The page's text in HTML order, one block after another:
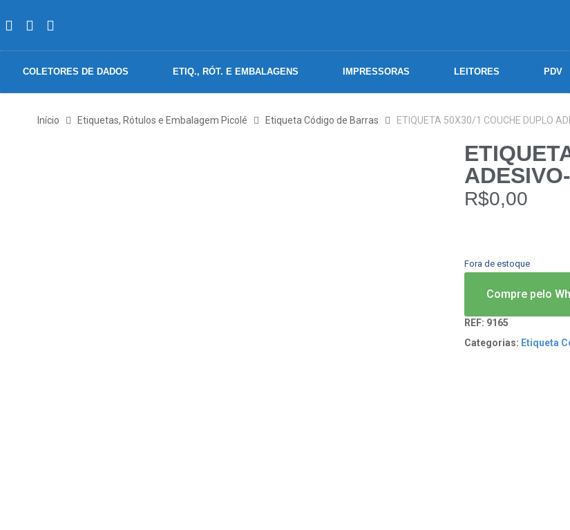
COLETORES DE DADOS ETIQ., RÓT. E EMBALAGENS IMPRESSORAS LEITORES PDV
Início Etiquetas, Rótulos e Embalagem Picolé Etiqueta Código de Barras ETIQUETA 50X30/1 COUCHE DUPLO
R$0,00
Fora de estoque
Compre pelo
REF: 9165
Categorias: Etiqueta